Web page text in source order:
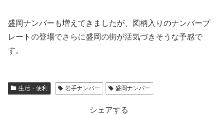
盛岡ナンバーも増えてきましたが、図柄入りのナンバープ
レートの登場でさらに盛岡の街が活気づきそうな予感で
す。
生活・便利 岩手ナンバー 盛岡ナンバー
シェアする